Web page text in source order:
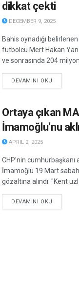
dikkat çekti
DECEMBER 9, 2025
Bahis oynadığı
futbolcu Mert Hakan
ve sonrasında 204 milyon
DEVAMINI OKU
Ortaya çıkan
İmamoğlu’nu
APRIL 2, 2025
CHP'nin cumhurbaşkanı
İmamoğlu 19 Mart
gözaltına alındı. "Kent
DEVAMINI OKU